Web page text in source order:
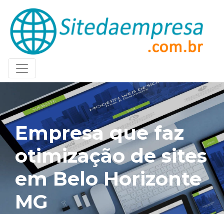
Empresa que faz
otimização de sites
em Belo Horizonte
MG